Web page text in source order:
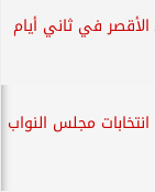
الأقصر في ثاني أيام
مجلس النواب